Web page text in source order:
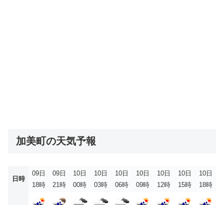
加美町の天気予報
日時
09日
18時
09日
21時
10日
00時
10日
03時
10日
06時
10日
09時
10日
12時
10日
15時
10日
18時